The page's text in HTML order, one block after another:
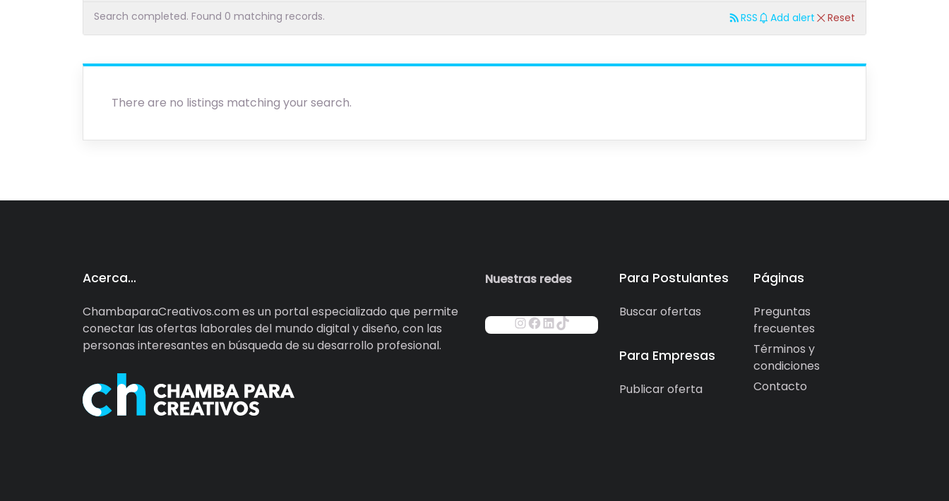
Search completed. Found 0 matching records. Reset
RSS Add alert
There are no listings matching your search.
Acerca…
ChambaparaCreativos.com es un portal especializado que permite
conectar las ofertas laborales del mundo digital y diseño, con las
personas interesantes en búsqueda de su desarrollo profesional.
Nuestras redes Para Postulantes
Buscar ofertas
Para Empresas
Publicar oferta
Páginas
Preguntas
frecuentes
Términos y
condiciones
Contacto